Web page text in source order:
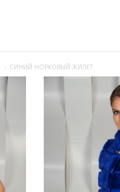
СИНИЙ НОРКОВЫЙ ЖИЛЕТ